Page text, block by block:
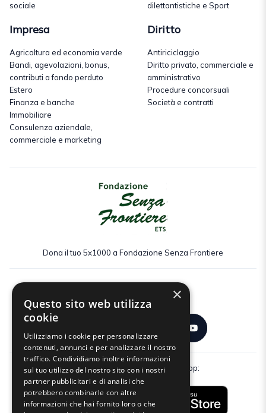
sociale
dilettantistiche e Sport
Impresa
Agricoltura ed economia verde
Bandi, agevolazioni, bonus,
contributi a fondo perduto
Estero
Finanza e banche
Immobiliare
Consulenza aziendale,
commerciale e marketing
Diritto
Antiriciclaggio
Diritto privato, commerciale e
amministrativo
Procedure concorsuali
Società e contratti
Dona il tuo 5x1000 a Fondazione Senza Frontiere
Scarica gratuitamente la nostra app:
×
Questo sito web utilizza
cookie
Utilizziamo i cookie per personalizzare
contenuti, annunci e per analizzare il nostro
traffico. Condividiamo inoltre informazioni
sul tuo utilizzo del nostro sito con i nostri
partner pubblicitari e di analisi che
potrebbero combinarle con altre
informazioni che hai fornito loro o che